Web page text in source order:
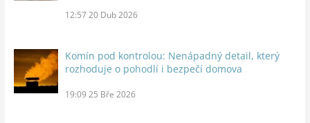
12:57 20 Dub 2026
Komín pod kontrolou: Nenápadný detail, který
rozhoduje o pohodlí i bezpečí domova
19:09 25 Bře 2026